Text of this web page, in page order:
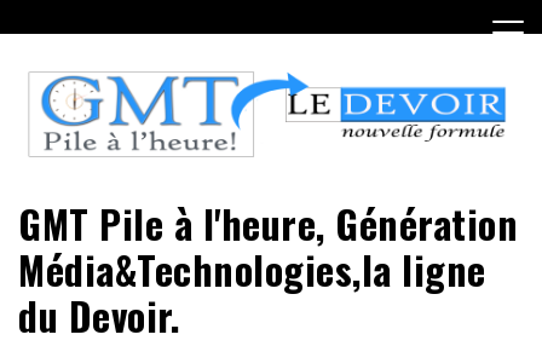
to
content
GMT Pile à l'heure, Génération
Média&Technologies,la ligne
du Devoir.